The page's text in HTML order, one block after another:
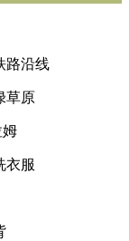
路沿线
草原
姆
衣服